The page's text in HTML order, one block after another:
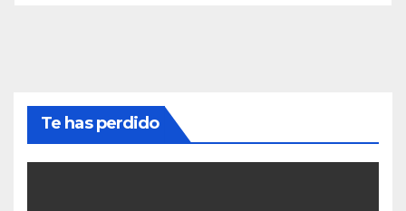
Te has perdido